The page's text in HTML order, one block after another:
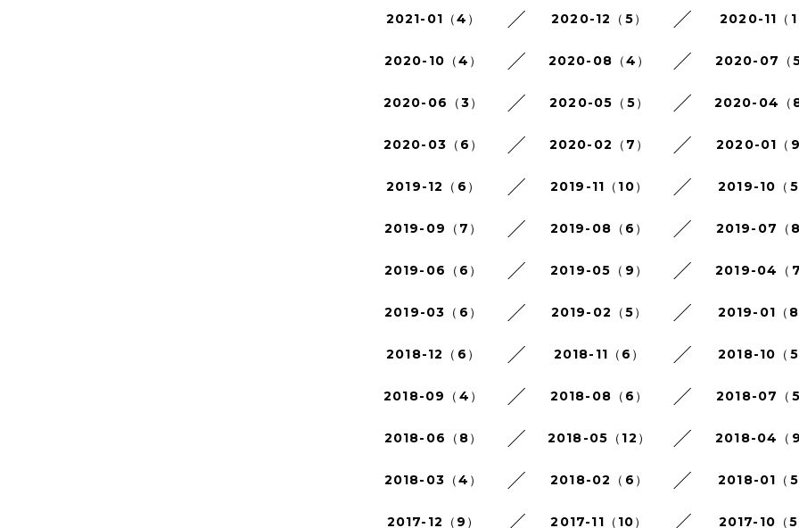
2021-01（4） 2020-12（5） 2020-11（1
2020-10（4） 2020-08（4） 2020-07（5
2020-06（3） 2020-05（5） 2020-04（8
2020-03（6） 2020-02（7） 2020-01（9
2019-12（6） 2019-11（10） 2019-10（5
2019-09（7） 2019-08（6） 2019-07（8
2019-06（6） 2019-05（9） 2019-04（7
2019-03（6） 2019-02（5） 2019-01（8
2018-12（6） 2018-11（6） 2018-10（5
2018-09（4） 2018-08（6） 2018-07（5
2018-06（8） 2018-05（12） 2018-04（9
2018-03（4） 2018-02（6） 2018-01（5
2017-12（9） 2017-11（10） 2017-10（5